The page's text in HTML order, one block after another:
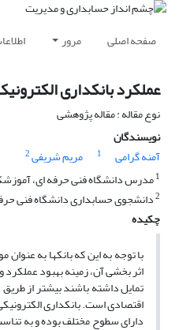
صفحه اصلی مرور
عملکرد بانکداری
نوع مقاله : مقاله پژوهشی
نویسندگان
آمنه گرامی
1 مریم شریفی2
1مدرس دانشگاه فنی حرفه ای،
2دانشجوی حسابداری دانشگاه فنی
چکیده
با توجه به این که بانکها به
اثر بخشی آن، زمینه بهبود
تمایل داشته باشند بیشتر از
اقتصادی است. بانکداری
دارای سطوح مختلف بوده و به